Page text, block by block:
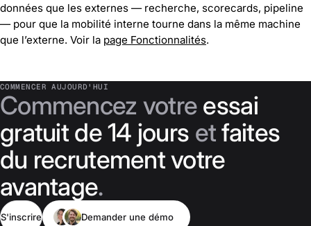
données que les externes — recherche, scorecards, pipeline
— pour que la mobilité interne tourne dans la même machine
que l’externe. Voir la page Fonctionnalités.
COMMENCER AUJOURD'HUI
Commencez votre essai
gratuit de 14 jours etfaites
du recrutement votre
avantage.
S'inscrire Demander une démo